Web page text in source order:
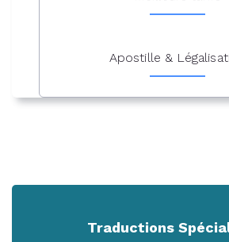
Apostille &
Traductions